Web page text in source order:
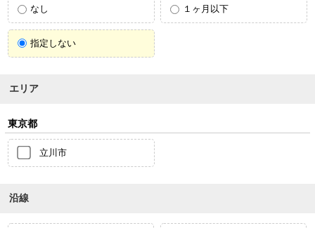
なし １ヶ月以下
指定しない
エリア
東京都
立川市
沿線